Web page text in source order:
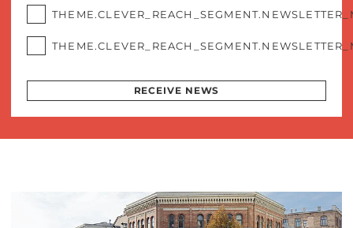
RECEIVE NEWS